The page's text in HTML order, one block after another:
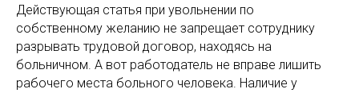
Действующая статья при увольнении по
собственному желанию не запрещает сотруднику
разрывать трудовой договор, находясь на
больничном. А вот работодатель не вправе лишить
рабочего места больного человека. Наличие у